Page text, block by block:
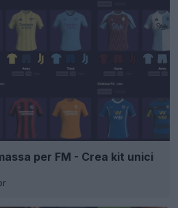
per FM - Crea kit unici